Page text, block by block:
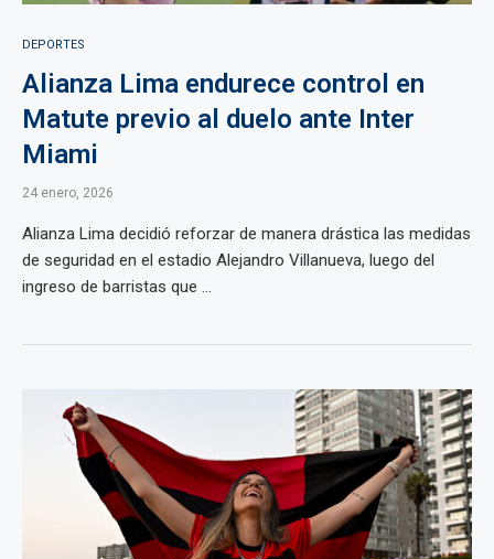
DEPORTES
Alianza Lima endurece control en
Matute previo al duelo ante Inter
Miami
24 enero, 2026
Alianza Lima decidió reforzar de manera drástica las medidas
de seguridad en el estadio Alejandro Villanueva, luego del
ingreso de barristas que ...